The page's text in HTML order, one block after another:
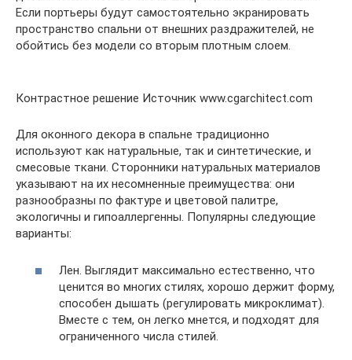
Если портьеры будут самостоятельно экранировать
пространство спальни от внешних раздражителей, не
обойтись без модели со вторым плотным слоем.
Контрастное решение Источник www.cgarchitect.com
Для оконного декора в спальне традиционно
используют как натуральные, так и синтетические, и
смесовые ткани. Сторонники натуральных материалов
указывают на их несомненные преимущества: они
разнообразны по фактуре и цветовой палитре,
экологичны и гипоаллергенны. Популярны следующие
варианты:
Лен. Выглядит максимально естественно, что
ценится во многих стилях, хорошо держит форму,
способен дышать (регулировать микроклимат).
Вместе с тем, он легко мнется, и подходят для
ограниченного числа стилей.